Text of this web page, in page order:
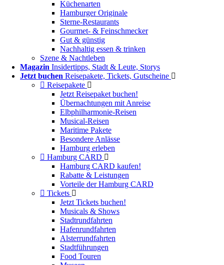
Küchenarten
Hamburger Originale
Sterne-Restaurants
Gourmet- & Feinschmecker
Gut & günstig
Nachhaltig essen & trinken
Szene & Nachtleben
Magazin Insidertipps, Stadt & Leute, Storys
Jetzt buchen Reisepakete, Tickets, Gutscheine
Reisepakete
Jetzt Reisepaket buchen!
Übernachtungen mit Anreise
Elbphilharmonie-Reisen
Musical-Reisen
Maritime Pakete
Besondere Anlässe
Hamburg erleben
Hamburg CARD
Hamburg CARD kaufen!
Rabatte & Leistungen
Vorteile der Hamburg CARD
Tickets
Jetzt Tickets buchen!
Musicals & Shows
Stadtrundfahrten
Hafenrundfahrten
Alsterrundfahrten
Stadtführungen
Food Touren